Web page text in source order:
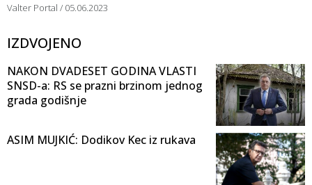
Valter Portal 05.06.2023
IZDVOJENO
NAKON DVADESET GODINA VLASTI
SNSD-a: RS se prazni brzinom jednog
grada godišnje
ASIM MUJKIĆ: Dodikov Kec iz rukava